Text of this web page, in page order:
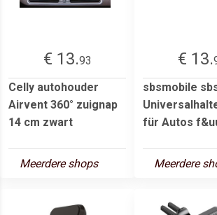
€ 13.93
Celly autohouder
Airvent 360° zuignap
14 cm zwart
Meerdere shops
€ 13.
sbsmobile
für Autos
Meerdere